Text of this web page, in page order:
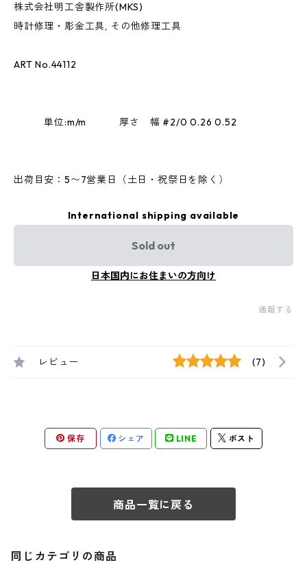
株式会社明工舎製作所(MKS)
時計修理・彫金工具, その他修理工具
ART No.44112
単位:m/m 厚さ 幅 #2/0 0.26 0.52
出荷目安：5〜7営業日（土日・祝祭日を除く）
International shipping available
Sold out
日本国内にお住まいの方向け
通報する
レビュー (7)
保存 シェア LINE ポスト
商品一覧に戻る
同じカテゴリの商品